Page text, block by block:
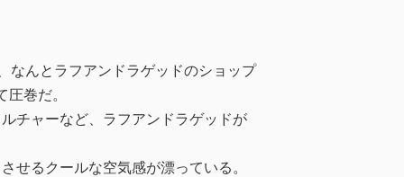
なんとラフアンドラゲッドのショップ
巻だ。
チャーなど、ラフアンドラゲッドが
せるクールな空気感が漂っている。